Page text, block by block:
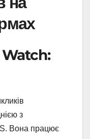
з
Вона працює